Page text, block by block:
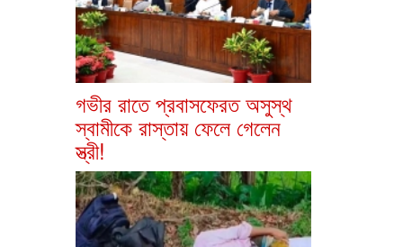
গভীর রাতে প্রবাসফেরত অসুস্থ
স্বামীকে রাস্তায় ফেলে গেলেন
স্ত্রী!